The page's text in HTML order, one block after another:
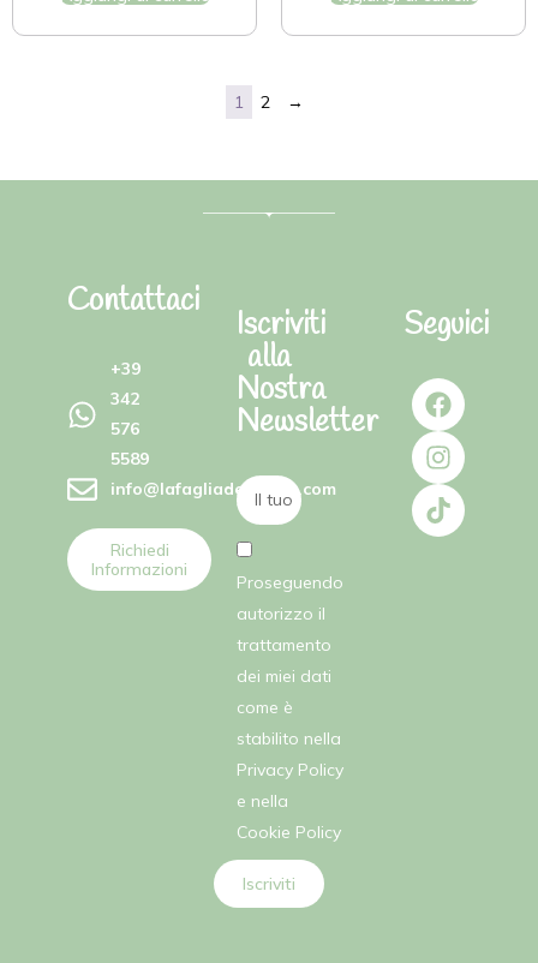
1 2 →
Contattaci
+39
342
576
5589
info@lafagliadellefate.com
Richiedi
Informazioni
Iscriviti
alla
Nostra
Newsletter
Proseguendo
autorizzo il
trattamento
dei miei dati
come è
stabilito nella
Privacy Policy
e nella
Cookie Policy
Iscriviti
Seguici